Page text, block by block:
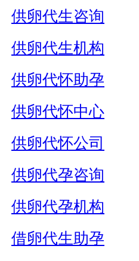
供卵代生咨询
供卵代生机构
供卵代怀助孕
供卵代怀中心
供卵代怀公司
供卵代孕咨询
供卵代孕机构
借卵代生助孕